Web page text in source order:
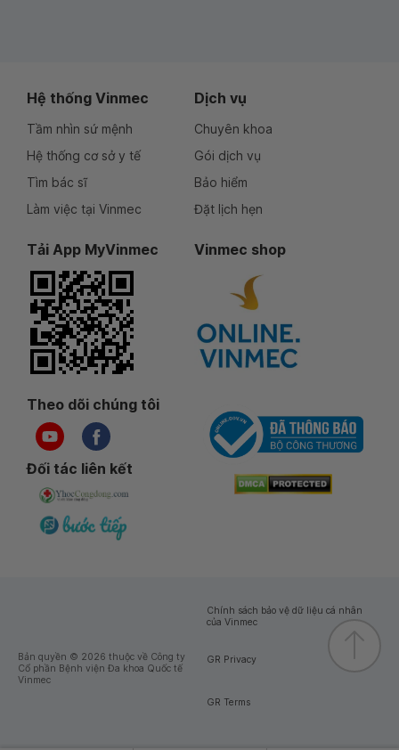
Hệ thống Vinmec
Tầm nhìn sứ mệnh
Hệ thống cơ sở y tế
Tìm bác sĩ
Làm việc tại Vinmec
Dịch vụ
Chuyên khoa
Gói dịch vụ
Bảo hiểm
Đặt lịch hẹn
Tải App MyVinmec Vinmec shop
Theo dõi chúng tôi
Đối tác liên kết
Bản quyền © 2026 thuộc về Công ty
Cổ phần Bệnh viện Đa khoa Quốc tế
Vinmec
Chính sách bảo vệ dữ liệu cá nhân
của Vinmec
GR Privacy
GR Terms